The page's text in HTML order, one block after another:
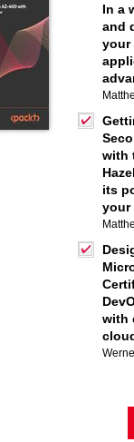
In a
and
your
with
its
your
with